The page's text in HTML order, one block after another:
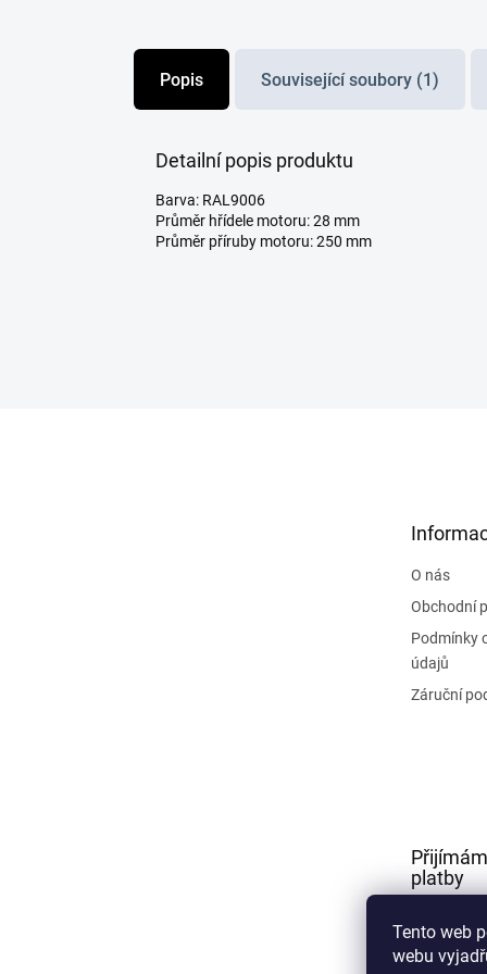
Tento web
webu
Popis Související soubory (1)
Detailní popis produktu
Barva: RAL9006
Průměr hřídele motoru: 28 mm
Průměr příruby motoru: 250 mm
O nás
Obchodní
Podmínky
údajů
Záruční
platby